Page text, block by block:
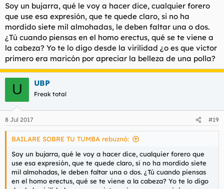
Soy un bujarra, qué le voy a hacer dice, cualquier forero
que use esa expresión, que te quede claro, si no ha
mordido siete mil almohadas, le deben faltar una o dos.
¿Tú cuando piensas en el homo erectus, qué se te viene a
la cabeza? Yo te lo digo desde la virilidad ¿o es que victor
primero era maricón por apreciar la belleza de una polla?
U UBP
Freak total
8 Jul 2017 #19
BAILARE SOBRE TU TUMBA rebuznó:
Soy un bujarra, qué le voy a hacer dice, cualquier forero que
use esa expresión, que te quede claro, si no ha mordido siete
mil almohadas, le deben faltar una o dos. ¿Tú cuando piensas
en el homo erectus, qué se te viene a la cabeza? Yo te lo digo